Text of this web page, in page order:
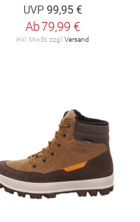
UVP 99,95 €
Ab79,99 €
inkl. MwSt. zzgl. Versand